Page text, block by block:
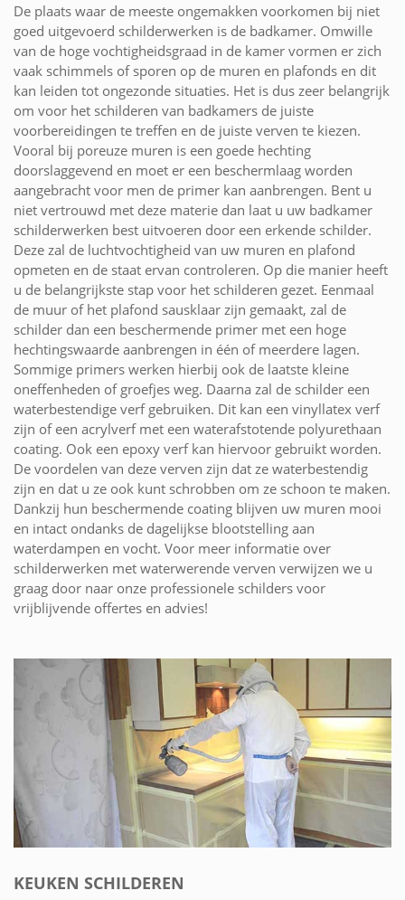
De plaats waar de meeste ongemakken voorkomen bij niet
goed uitgevoerd schilderwerken is de badkamer. Omwille
van de hoge vochtigheidsgraad in de kamer vormen er zich
vaak schimmels of sporen op de muren en plafonds en dit
kan leiden tot ongezonde situaties. Het is dus zeer belangrijk
om voor het schilderen van badkamers de juiste
voorbereidingen te treffen en de juiste verven te kiezen.
Vooral bij poreuze muren is een goede hechting
doorslaggevend en moet er een beschermlaag worden
aangebracht voor men de primer kan aanbrengen. Bent u
niet vertrouwd met deze materie dan laat u uw badkamer
schilderwerken best uitvoeren door een erkende schilder.
Deze zal de luchtvochtigheid van uw muren en plafond
opmeten en de staat ervan controleren. Op die manier heeft
u de belangrijkste stap voor het schilderen gezet. Eenmaal
de muur of het plafond sausklaar zijn gemaakt, zal de
schilder dan een beschermende primer met een hoge
hechtingswaarde aanbrengen in één of meerdere lagen.
Sommige primers werken hierbij ook de laatste kleine
oneffenheden of groefjes weg. Daarna zal de schilder een
waterbestendige verf gebruiken. Dit kan een vinyllatex verf
zijn of een acrylverf met een waterafstotende polyurethaan
coating. Ook een epoxy verf kan hiervoor gebruikt worden.
De voordelen van deze verven zijn dat ze waterbestendig
zijn en dat u ze ook kunt schrobben om ze schoon te maken.
Dankzij hun beschermende coating blijven uw muren mooi
en intact ondanks de dagelijkse blootstelling aan
waterdampen en vocht. Voor meer informatie over
schilderwerken met waterwerende verven verwijzen we u
graag door naar onze professionele schilders voor
vrijblijvende offertes en advies!
KEUKEN SCHILDEREN